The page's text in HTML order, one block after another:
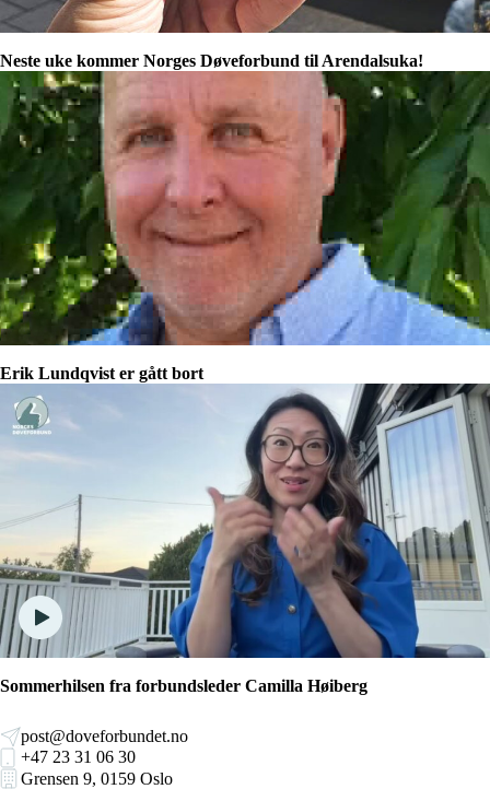
Neste uke kommer Norges Døveforbund til Arendalsuka!
Erik Lundqvist er gått bort
Sommerhilsen fra forbundsleder Camilla Høiberg
post@doveforbundet.no
+47 23 31 06 30
Grensen 9, 0159 Oslo